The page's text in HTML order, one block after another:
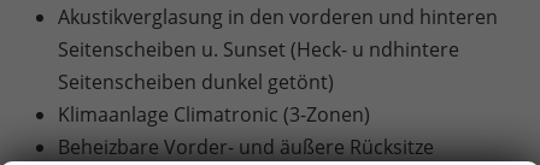
Akustikverglasung in den vorderen und hinteren
Seitenscheiben u. Sunset (Heck- u ndhintere
Seitenscheiben dunkel getönt)
Klimaanlage Climatronic (3-Zonen)
Beheizbare Vorder- und äußere Rücksitze